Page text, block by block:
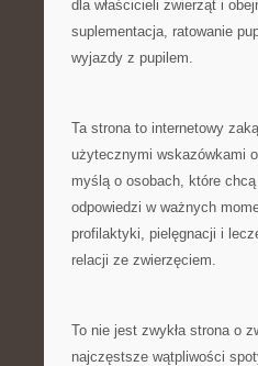
dla właścicieli zwierząt i
suplementacja, ratowanie
wyjazdy z pupilem.
Ta strona to internetowy
użytecznymi wskazówkami
myślą o osobach, które
odpowiedzi w ważnych
profilaktyki, pielęgnacji i
relacji ze zwierzęciem.
To nie jest zwykła strona o
najczęstsze wątpliwości